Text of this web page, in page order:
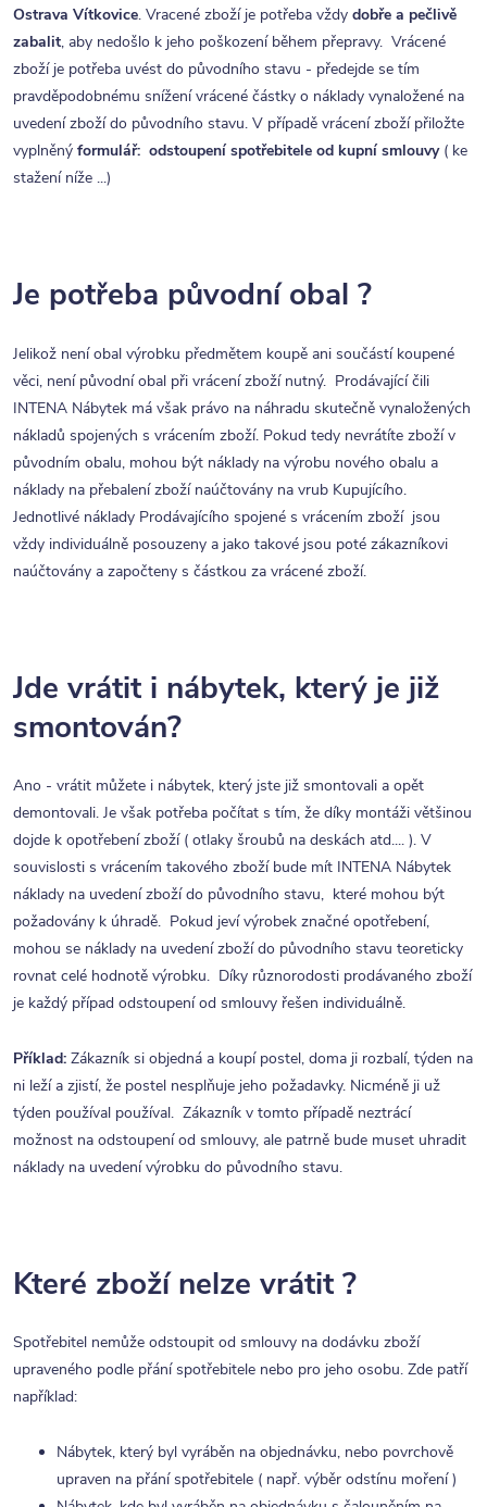
Ostrava Vítkovice. Vracené zboží je potřeba vždy dobře a pečlivě
zabalit, aby nedošlo k jeho poškození během přepravy. Vrácené
zboží je potřeba uvést do původního stavu - předejde se tím
pravděpodobnému snížení vrácené částky o náklady vynaložené na
uvedení zboží do původního stavu. V případě vrácení zboží přiložte
vyplněný formulář: odstoupení spotřebitele od kupní smlouvy( ke
stažení níže ...)
Je potřeba původní obal ?
Jelikož není obal výrobku předmětem koupě ani součástí koupené
věci, není původní obal při vrácení zboží nutný. Prodávající čili
INTENA Nábytek má však právo na náhradu skutečně vynaložených
nákladů spojených s vrácením zboží. Pokud tedy nevrátíte zboží v
původním obalu, mohou být náklady na výrobu nového obalu a
náklady na přebalení zboží naúčtovány na vrub Kupujícího.
Jednotlivé náklady Prodávajícího spojené s vrácením zboží jsou
vždy individuálně posouzeny a jako takové jsou poté zákazníkovi
naúčtovány a započteny s částkou za vrácené zboží.
Jde vrátit i nábytek, který je již
smontován?
Ano - vrátit můžete i nábytek, který jste již smontovali a opět
demontovali. Je však potřeba počítat s tím, že díky montáži většinou
dojde k opotřebení zboží ( otlaky šroubů na deskách atd.... ). V
souvislosti s vrácením takového zboží bude mít INTENA Nábytek
náklady na uvedení zboží do původního stavu, které mohou být
požadovány k úhradě. Pokud jeví výrobek značné opotřebení,
mohou se náklady na uvedení zboží do původního stavu teoreticky
rovnat celé hodnotě výrobku. Díky různorodosti prodávaného zboží
je každý případ odstoupení od smlouvy řešen individuálně.
Příklad: Zákazník si objedná a koupí postel, doma ji rozbalí, týden na
ni leží a zjistí, že postel nesplňuje jeho požadavky. Nicméně ji už
týden používal používal. Zákazník v tomto případě neztrácí
možnost na odstoupení od smlouvy, ale patrně bude muset uhradit
náklady na uvedení výrobku do původního stavu.
Které zboží nelze vrátit ?
Spotřebitel nemůže odstoupit od smlouvy na dodávku zboží
upraveného podle přání spotřebitele nebo pro jeho osobu. Zde patří
například:
Nábytek, který byl vyráběn na objednávku, nebo povrchově
upraven na přání spotřebitele ( např. výběr odstínu moření )